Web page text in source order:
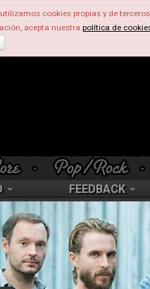
cookies propias y de
acepta nuestra política de
FEEDBACK